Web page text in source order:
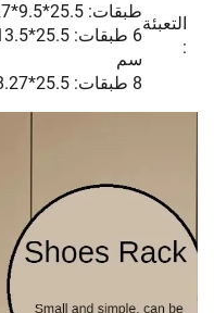
التعبئة
:
طبقات: 25.5*9.5*27 سم، 5 طبقات: 25.5*12*27 سم
سم
8 طبقات: 25.5*18.27 سم، 9 طبقات: 25.5*20*27 سم